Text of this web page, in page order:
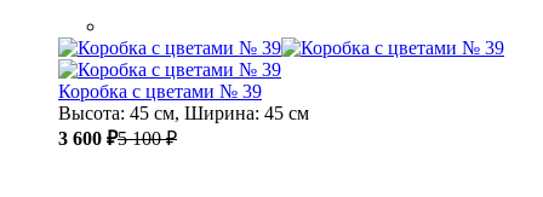
Коробка с цветами № 39
Высота: 45 см, Ширина: 45 см
3 600 ₽5 100 ₽